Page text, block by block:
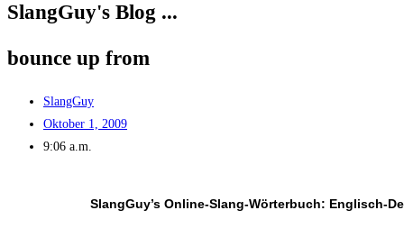
SlangGuy's Blog ...
boun­ce up from
SlangGuy
Oktober 1, 2009
9:06 a.m.
SlangGuy’s Online-Slang-Wör­ter­buch: Englisch-